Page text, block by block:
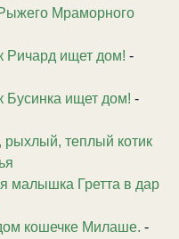
Мраморного
Ричард ищет дом! -
Бусинка ищет дом! -
рыхлый, теплый котик
малышка Гретта в дар
кошечке Милаше. -